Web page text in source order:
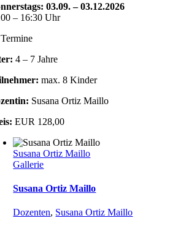
03.09. – 03.12.2026
– 16:30 Uhr
4 – 7 Jahre
max. 8 Kinder
Susana Ortiz Maillo
EUR 128,00
Susana Ortiz Maillo
Gallerie
Susana Ortiz Maillo
Dozenten, Susana Ortiz Maillo